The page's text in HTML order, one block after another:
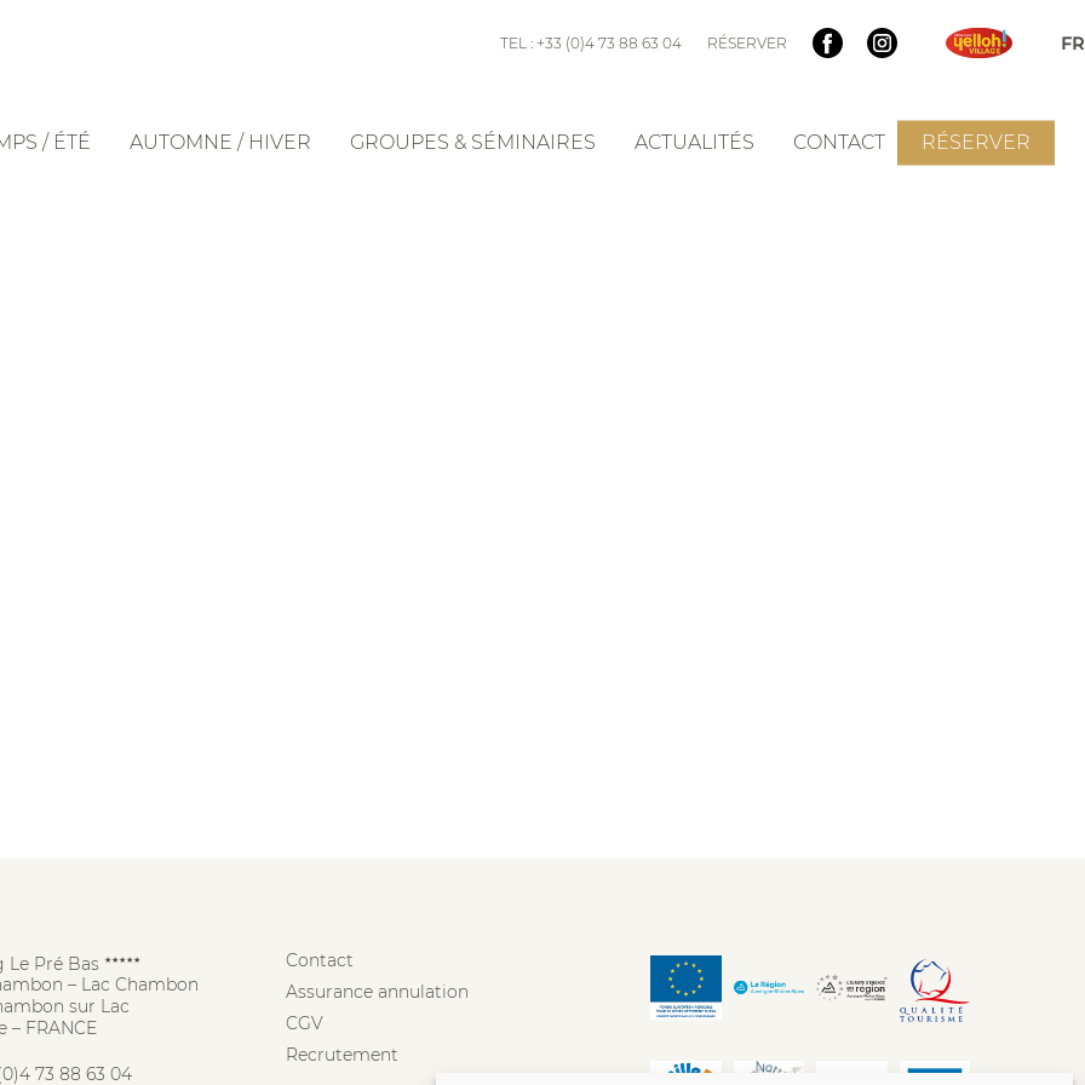
TEL : +33 (0)4 73 88 63 04 RÉSERVER
/ ÉTÉ AUTOMNE / HIVER GROUPES & SÉMINAIRES ACTUALITÉS CONTACT RÉSERVER
Le Pré Bas ★★★★★
– Lac Chambon
sur Lac
– FRANCE
73 88 63 04
Contact
Assurance annulation
CGV
Recrutement